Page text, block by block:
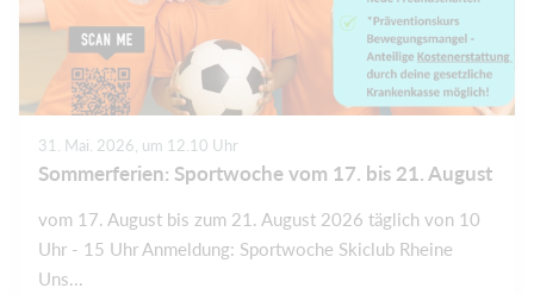
31. Mai. 2026, um 12.10 Uhr
Sommerferien: Sportwoche vom 17. bis 21. August
vom 17. August bis zum 21. August 2026 täglich von 10
Uhr - 15 Uhr Anmeldung: Sportwoche Skiclub Rheine
Uns...